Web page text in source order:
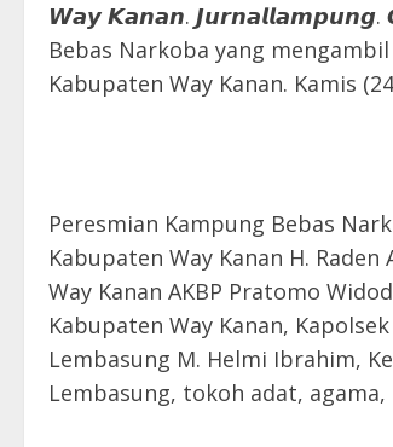
𝙒𝙖𝙮 𝙆𝙖𝙣𝙖𝙣. 𝙅𝙪𝙧𝙣𝙖𝙡𝙡𝙖𝙢𝙥𝙪𝙣𝙜.
Bebas Narkoba yang
Kabupaten Way Kanan. Kamis
Peresmian Kampung Bebas
Kabupaten Way Kanan H.
Way Kanan AKBP Pratomo
Kabupaten Way Kanan,
Lembasung M. Helmi Ibrahim,
Lembasung, tokoh adat,